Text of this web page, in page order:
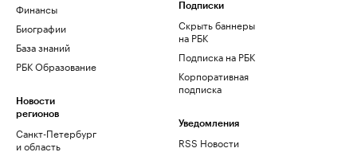
Финансы
Биографии
База знаний
РБК Образование
Новости
регионов
Санкт-Петербург
и область
Подписки
Скрыть баннеры
на РБК
Подписка на РБК
Корпоративная
подписка
Уведомления
RSS Новости